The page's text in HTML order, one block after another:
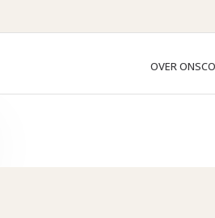
OVER ONS